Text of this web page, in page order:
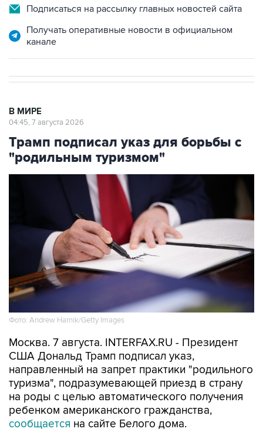
Подписаться на рассылку главных новостей сайта
Получать оперативные новости в официальном
канале
В МИРЕ
04:45, 7 августа 2026
Трамп подписал указ для борьбы с
"родильным туризмом"
Фото: Andrew Harnik/Getty Images
Москва. 7 августа. INTERFAX.RU - Президент
США Дональд Трамп подписал указ,
направленный на запрет практики "родильного
туризма", подразумевающей приезд в страну
на роды с целью автоматического получения
ребенком американского гражданства,
сообщается на сайте Белого дома.